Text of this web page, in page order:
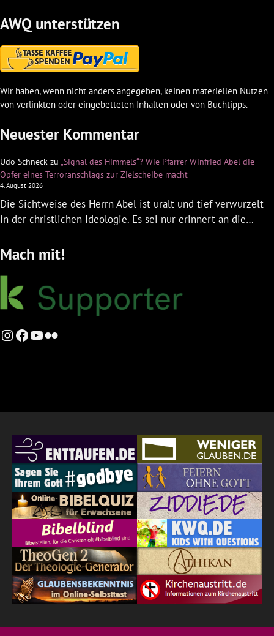
AWQ unterstützen
Wir haben, wenn nicht anders angegeben, keinen materiellen Nutzen
von verlinkten oder eingebetteten Inhalten oder von Buchtipps.
Neuester Kommentar
Udo Schneck zu „Signal des Himmels“? Wie Pfarrer Winfried Abel die
Opfer eines Terroranschlags zur Zielscheibe macht
4. August 2026
Die Sichtweise des Herrn Abel ist uralt und tief verwurzelt
in der christlichen Ideologie. Es sei nur erinnert an die…
Mach mit!
Instagram
Facebook
YouTube
Flickr